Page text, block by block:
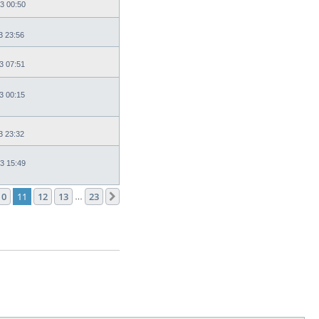
00:50
23:56
07:51
00:15
23:32
15:49
11 12 13 23